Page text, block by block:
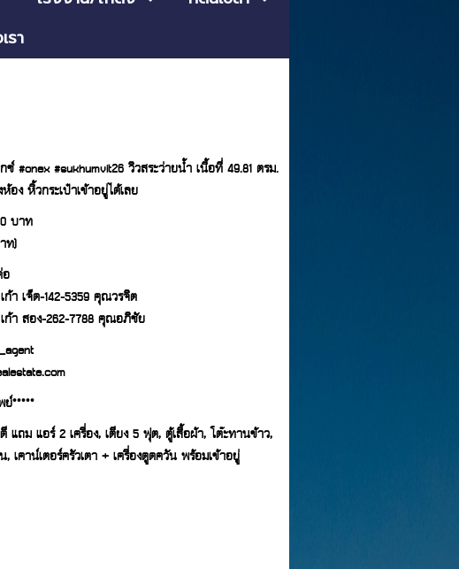
รา
#onex #sukhumvit26 วิวสระว่ายน้ำ เนื้อที่ 49.81 ตรม.
อง หิ้วกระเป๋าเข้าอยู่ได้เลย
บาท
ท)
า เจ็ด-142-5359 คุณวรจิต
ก้า สอง-262-7788 คุณอภิชัย
ย์*****
ถม แอร์ 2 เครื่อง, เตียง 5 ฟุต, ตู้เสื้อผ้า, โต๊ะทานข้าว,
เคาน์เตอร์ครัวเตา + เครื่องดูดควัน พร้อมเข้าอยู่